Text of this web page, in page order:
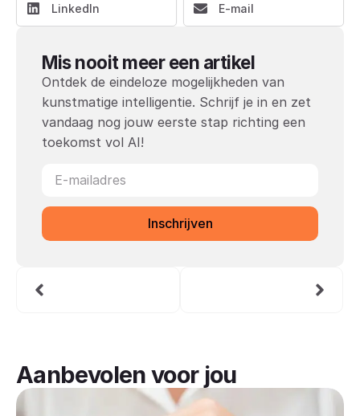
LinkedIn E-mail
Mis nooit meer een artikel
Ontdek de eindeloze mogelijkheden van
kunstmatige intelligentie. Schrijf je in en zet
vandaag nog jouw eerste stap richting een
toekomst vol AI!
Inschrijven
Aanbevolen voor jou